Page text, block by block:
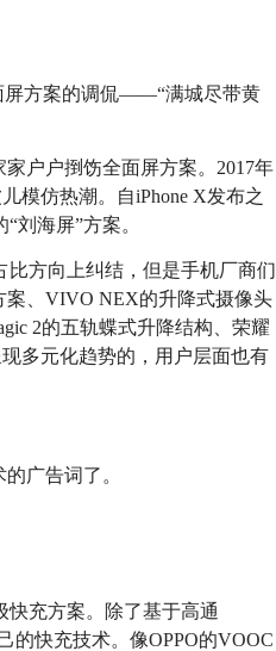
屏方案的调侃——“满城尽带黄
户户捯饬全面屏方案。2017年
模仿热潮。自iPhone X发布之
刘海屏”方案。
比方向上纠结，但是手机厂商们
案、VIVO NEX的升降式摄像头
2的五轨蝶式升降结构、荣耀
多元化趋势的，用户层面也有
广告词了。
充方案。除了基于高通
的快充技术。像OPPO的VOOC